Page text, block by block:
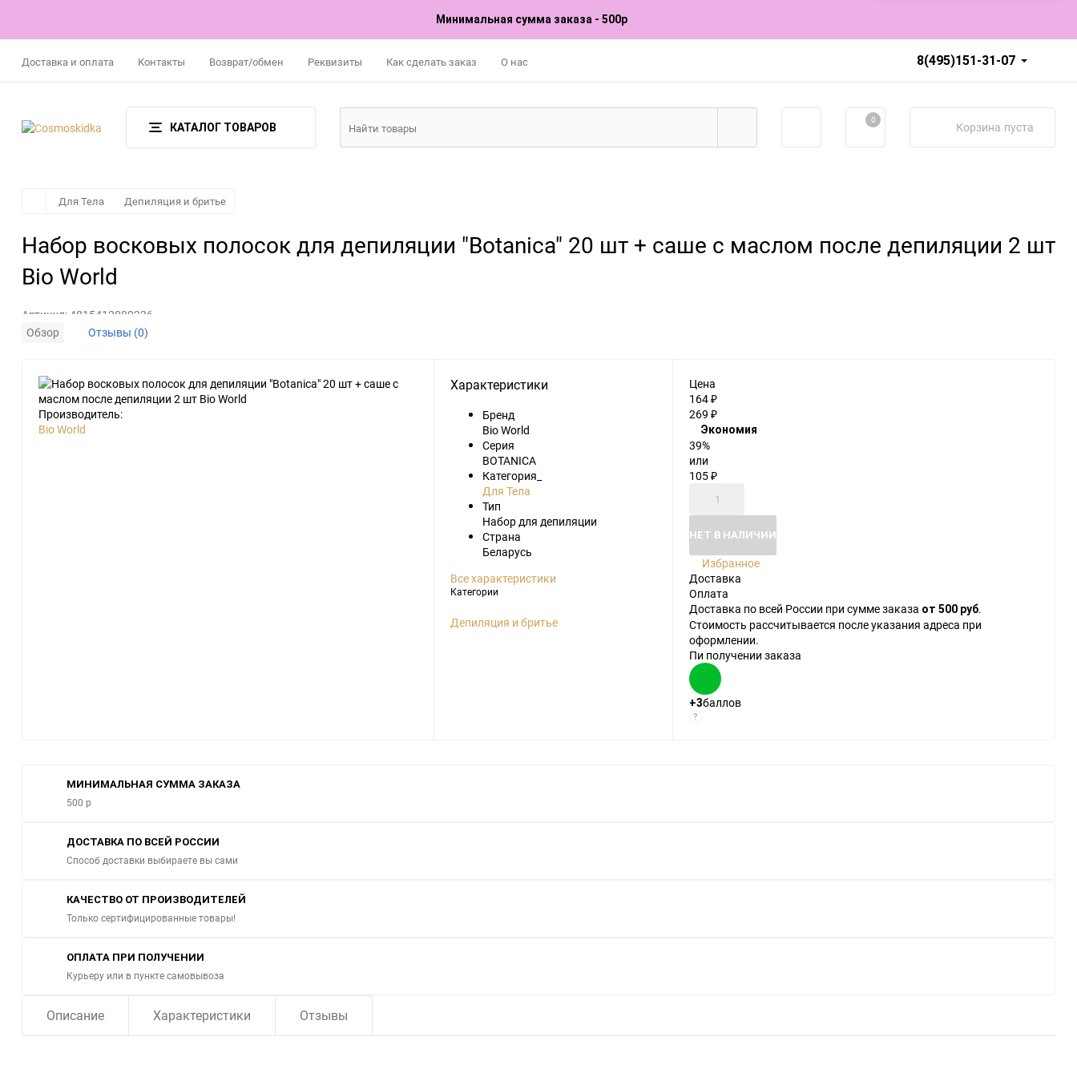
Минимальная сумма заказа - 500р
Доставка и оплата Контакты Возврат/обмен Реквизиты Как сделать заказ О нас 8(495)151-31-07
КАТАЛОГ ТОВАРОВ
0 Корзина пуста
Для Тела Депиляция и бритье
Набор восковых полосок для депиляции "Botanica" 20 шт + саше с маслом после депиляции 2 шт
Bio World
Артикул: 4815412000236
Обзор
Отзывы (0)
Производитель:
Bio World
Характеристики
Бренд
Bio World
Серия
BOTANICA
Категория_
Для Тела
Тип
Набор для депиляции
Страна
Беларусь
Все характеристики
Категории
Депиляция и бритье
Цена
164₽
269 ₽
Экономия
39%
или
105₽
НЕТ В НАЛИЧИИ
Избранное
Доставка
Оплата
Доставка по всей России при сумме заказа от 500 руб.
Стоимость рассчитывается после указания адреса при
оформлении.
Пи получении заказа
+3баллов
?
МИНИМАЛЬНАЯ СУММА ЗАКАЗА
500 р
ДОСТАВКА ПО ВСЕЙ РОССИИ
Способ доставки выбираете вы сами
КАЧЕСТВО ОТ ПРОИЗВОДИТЕЛЕЙ
Только сертифицированные товары!
ОПЛАТА ПРИ ПОЛУЧЕНИИ
Курьеру или в пункте самовывоза
Описание Характеристики Отзывы